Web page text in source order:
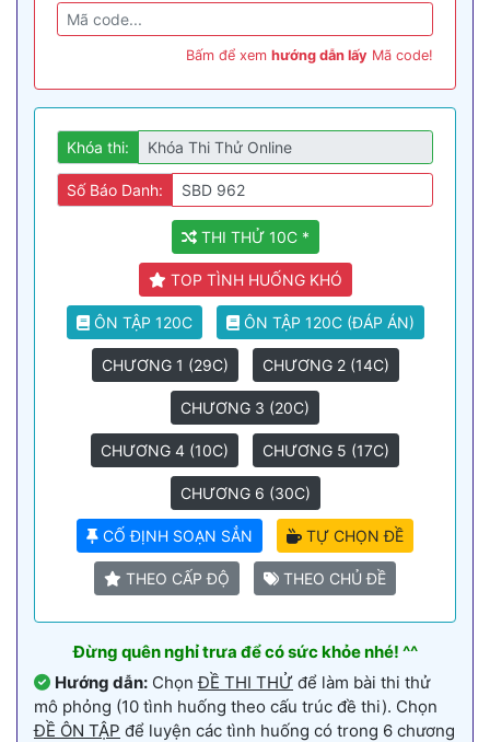
Bấm để xem hướng dẫn lấy Mã code!
Khóa thi:
Số Báo Danh:
THI THỬ 10C *
TOP TÌNH HUỐNG KHÓ
ÔN TẬP 120C ÔN TẬP 120C (ĐÁP ÁN)
CHƯƠNG 1 (29C) CHƯƠNG 2 (14C)
CHƯƠNG 3 (20C)
CHƯƠNG 4 (10C) CHƯƠNG 5 (17C)
CHƯƠNG 6 (30C)
CỐ ĐỊNH SOẠN SẲN TỰ CHỌN ĐỀ
THEO CẤP ĐỘ THEO CHỦ ĐỀ
Đừng quên nghỉ trưa để có sức khỏe nhé! ^^
Hướng dẫn: ChọnĐỀ THI THỬ để làm bài thi thử
mô phỏng (10 tình huống theo cấu trúc đề thi). Chọn
ĐỀ ÔN TẬP để luyện các tình huống có trong 6 chương